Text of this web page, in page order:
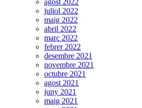
juliol 2022
maig 2022
abril 2022
març 2022
febrer 2022
desembre 2021
novembre 2021
octubre 2021
agost 2021
juny 2021
maig 2021